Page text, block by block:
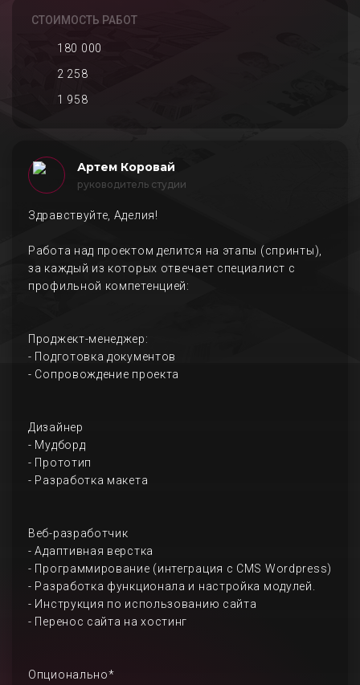
СТОИМОСТЬ РАБОТ
180 000
2 258
1 958
Артем Коровай
руководитель студии
Здравствуйте, Аделия!
Работа над проектом делится на этапы (спринты),
за каждый из которых отвечает специалист с
профильной компетенцией:
Проджект-менеджер:
- Подготовка документов
- Сопровождение проекта
Дизайнер
- Мудборд
- Прототип
- Разработка макета
Веб-разработчик
- Адаптивная верстка
- Программирование (интеграция с CMS Wordpress)
- Разработка функционала и настройка модулей.
- Инструкция по использованию сайта
- Перенос сайта на хостинг
Опционально*